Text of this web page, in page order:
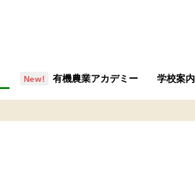
有機農業アカデミー 学校案内